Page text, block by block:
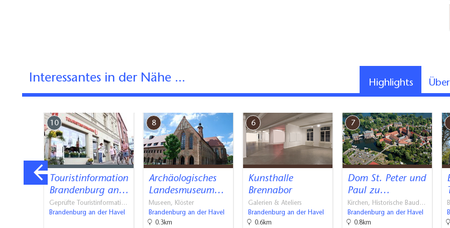
Interessantes in der Nähe ... Highlights
10
Touristinformation
Brandenburg an…
Geprüfte Touristinformati…
Brandenburg an der Havel
8
Archäologisches
Landesmuseum…
Museen, Klöster
Brandenburg an der Havel
0.3km
6
Kunsthalle
Brennabor
Galerien & Ateliers
Brandenburg an der Havel
0.6km
7
Dom St. Peter und
Paul zu…
Kirchen, Historische Baud…
Brandenburg an der Havel
0.8km